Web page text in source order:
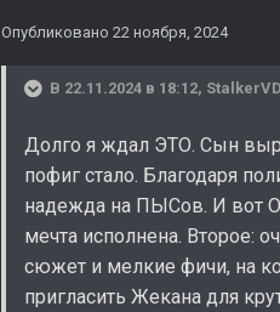
Опубликовано 22 ноября, 2024
В 22.11.2024 в 18:12,
Долго я ждал ЭТО. Сын
пофиг стало. Благодаря
надежда на ПЫСов. И вот
мечта исполнена. Второе:
сюжет и мелкие фичи, на
пригласить Жекана для